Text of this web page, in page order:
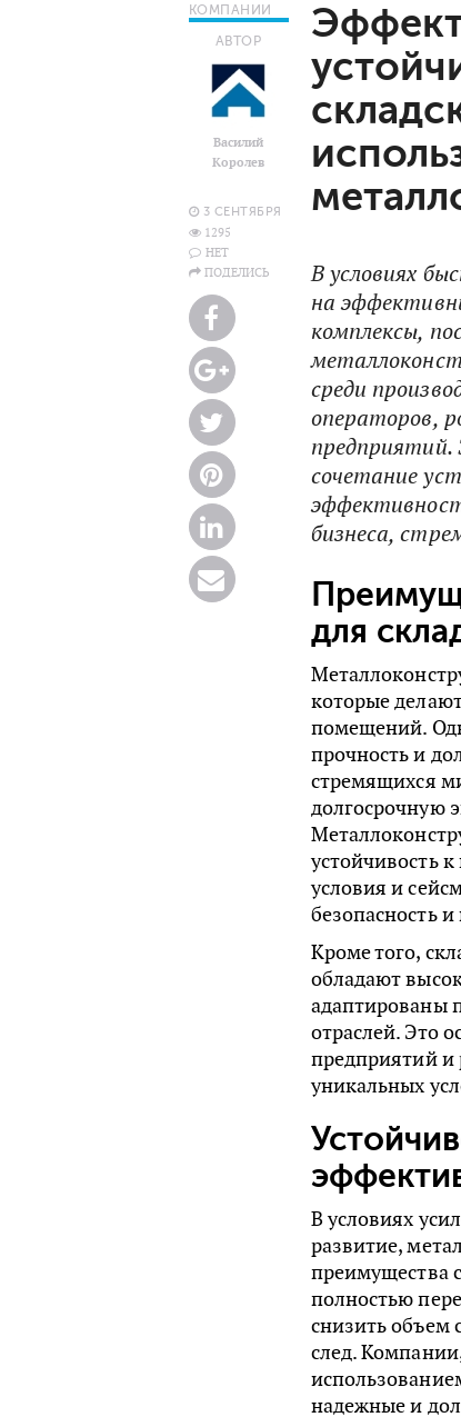
КОМПАНИИ
АВТОР
Василий
Королев
3 СЕНТЯБРЯ
1295
НЕТ
ПОДЕЛИСЬ
В условиях
на
комплексы,
среди
операторов,
предприятий.
сочетание
бизнеса,
для
которые
помещений.
прочность и
стремящихся
долгосрочную
устойчивость
условия и
безопасность
Кроме того,
обладают
адаптированы
отраслей. Это
предприятий и
уникальных
В условиях
развитие,
преимущества
полностью
снизить объем
след.
надежные и